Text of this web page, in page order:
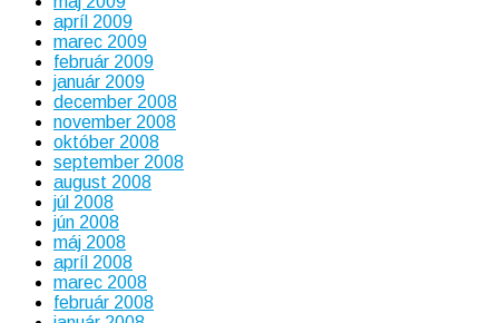
apríl 2009
marec 2009
február 2009
január 2009
december 2008
november 2008
október 2008
september 2008
august 2008
júl 2008
jún 2008
máj 2008
apríl 2008
marec 2008
február 2008